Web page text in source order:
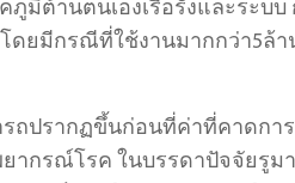
คภูมิต้านตนเองเรื้อรังและระ
ดยมีกรณีที่ใช้งานมากกว่า5ล้
รถปรากฏขึ้นก่อนที่ค่าที่คาดก
กรณ์โรค ในบรรดาปัจจัยรูมา